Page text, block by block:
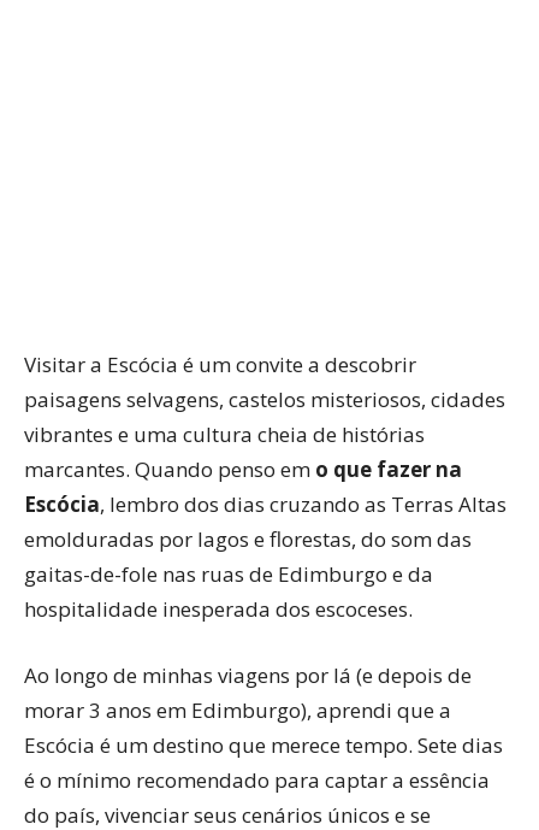
Visitar a Escócia é um convite a descobrir
paisagens selvagens, castelos misteriosos, cidades
vibrantes e uma cultura cheia de histórias
marcantes. Quando penso em o que fazer na
Escócia, lembro dos dias cruzando as Terras Altas
emolduradas por lagos e florestas, do som das
gaitas-de-fole nas ruas de Edimburgo e da
hospitalidade inesperada dos escoceses.
Ao longo de minhas viagens por lá (e depois de
morar 3 anos em Edimburgo), aprendi que a
Escócia é um destino que merece tempo. Sete dias
é o mínimo recomendado para captar a essência
do país, vivenciar seus cenários únicos e se